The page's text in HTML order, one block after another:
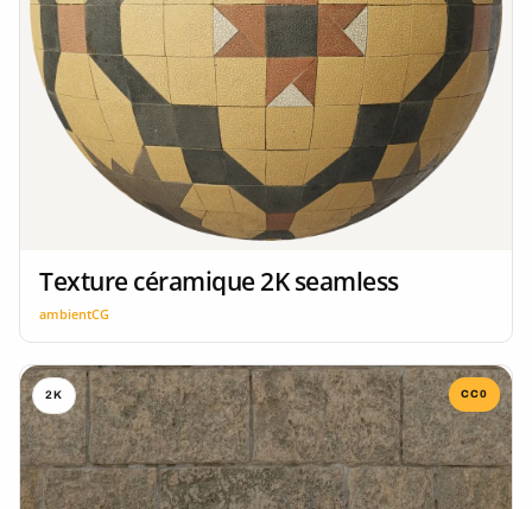
Texture céramique 2K seamless
ambientCG
2K CC0